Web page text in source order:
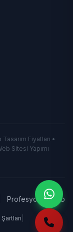
Fiyatları •
Sitesi Yapımı
Profesyonel Web